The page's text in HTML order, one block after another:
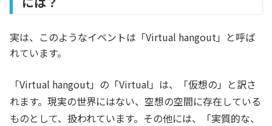
実は、このようなイベントは「Virtual hangout」と呼ば
れています。
「Virtual hangout」の「Virtual」は、「仮想の」と訳さ
れます。現実の世界にはない、空想の空間に存在している
ものとして、扱われています。その他には、「実質的な、